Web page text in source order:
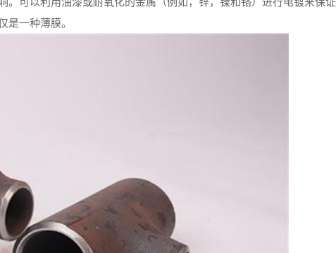
一种薄膜。